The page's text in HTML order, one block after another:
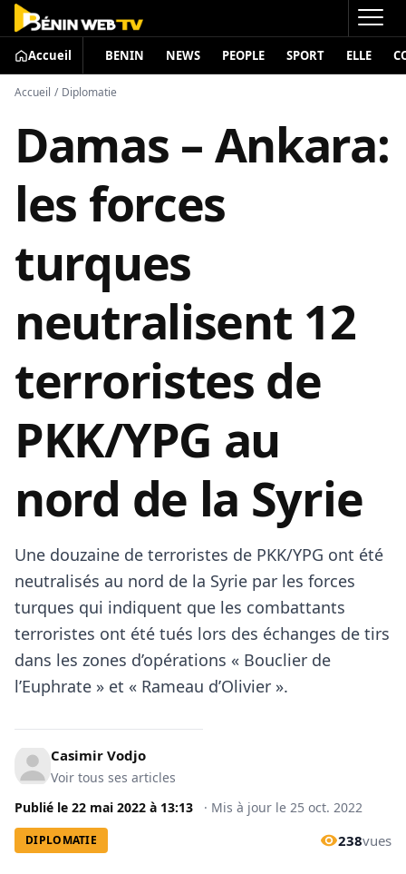
Accueil BENIN NEWS PEOPLE SPORT ELLE
Accueil / Diplomatie
Damas – Ankara:
les forces
turques
neutralisent 12
terroristes de
PKK/YPG au
nord de la Syrie
Une douzaine de terroristes de PKK/YPG ont été
neutralisés au nord de la Syrie par les forces
turques qui indiquent que les combattants
terroristes ont été tués lors des échanges de tirs
dans les zones d’opérations « Bouclier de
l’Euphrate » et « Rameau d’Olivier ».
Casimir Vodjo
Voir tous ses articles
Publié le 22 mai 2022 à 13:13 · Mis à jour le 25 oct. 2022
DIPLOMATIE 238vues